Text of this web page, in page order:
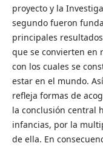
proyecto y la
segundo fueron
principales
que se convierten en
con los cuales se
estar en el mundo.
refleja formas de
la conclusión central
infancias, por la
de ella. En